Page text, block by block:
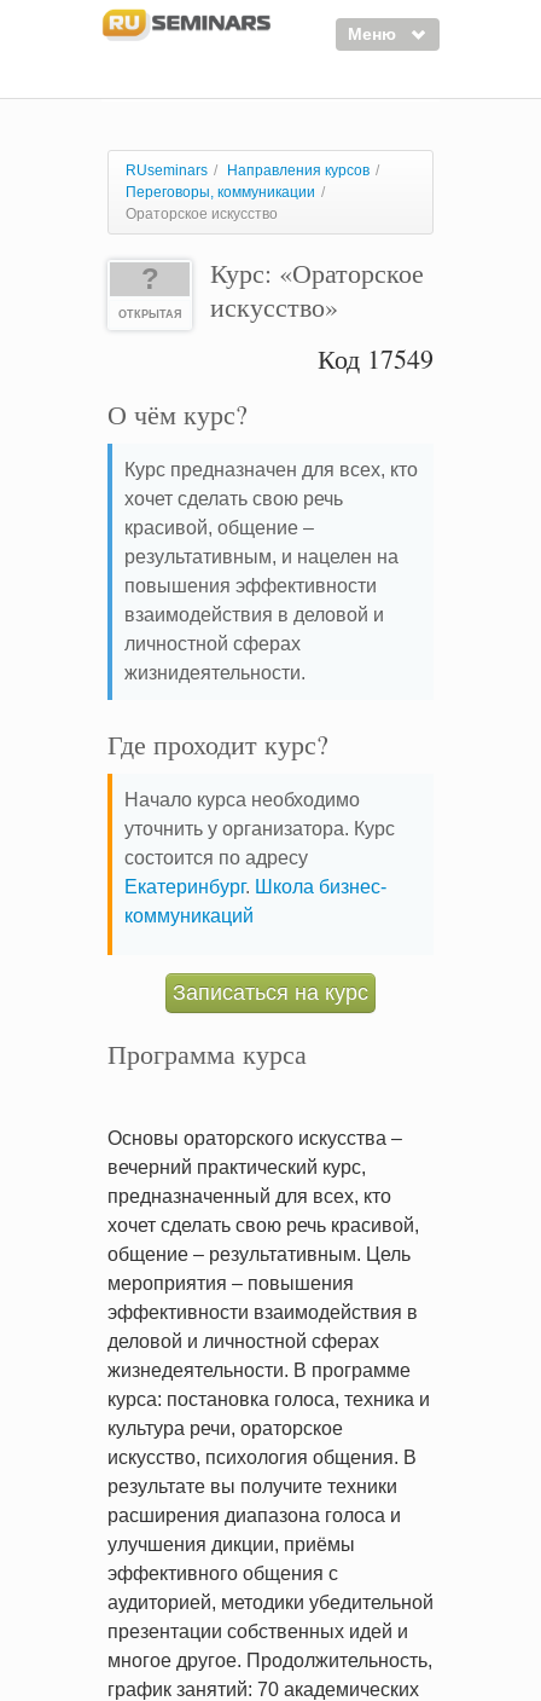
Меню
Курсы
Тренинги
Лектора
Войти
RUseminars / Направления курсов /
Переговоры, коммуникации /
Ораторское искусство
?
ОТКРЫТАЯ
Курс: «Ораторское
искусство»
Код 17549
О чём курс?
Курс предназначен для всех, кто
хочет сделать свою речь
красивой, общение –
результативным, и нацелен на
повышения эффективности
взаимодействия в деловой и
личностной сферах
жизнидеятельности.
Где проходит курс?
Начало курса необходимо
уточнить у организатора. Курс
состоится по адресу
Екатеринбург. Школа бизнес-
коммуникаций
Записаться на курс
Программа курса
Основы ораторского искусства –
вечерний практический курс,
предназначенный для всех, кто
хочет сделать свою речь красивой,
общение – результативным. Цель
мероприятия – повышения
эффективности взаимодействия в
деловой и личностной сферах
жизнедеятельности. В программе
курса: постановка голоса, техника и
культура речи, ораторское
искусство, психология общения. В
результате вы получите техники
расширения диапазона голоса и
улучшения дикции, приёмы
эффективного общения с
аудиторией, методики убедительной
презентации собственных идей и
многое другое. Продолжительность,
график занятий: 70 академических